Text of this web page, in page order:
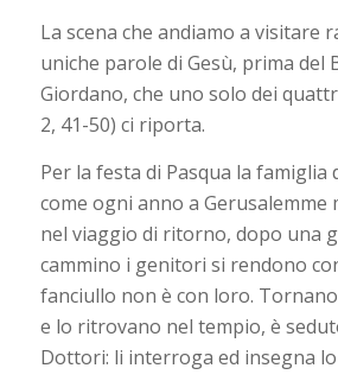
La scena che andiamo a visitare
uniche parole di Gesù, prima del
Giordano, che uno solo dei
2, 41-50) ci riporta.
Per la festa di Pasqua la famiglia
come ogni anno a Gerusalemme
nel viaggio di ritorno, dopo una
cammino i genitori si rendono
fanciullo non è con loro.
e lo ritrovano nel tempio, è
Dottori: li interroga ed insegna